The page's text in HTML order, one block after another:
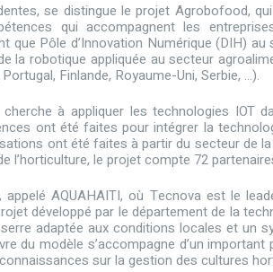
se distingue le projet Agrobofood,
qui accompagnent les
Pôle d’Innovation Numérique (DIH) au
la robotique appliquée au secteur
Finlande, Royaume-Uni, Serbie, …).
à appliquer les technologies IOT
ont été faites pour intégrer la
ont été faites à partir du secteur de la
l’horticulture, le projet compte 72
AQUAHAITI, où Tecnova est le
développé par le département de la
adaptée aux conditions locales et un
du modèle s’accompagne d’un important
sur la gestion des cultures